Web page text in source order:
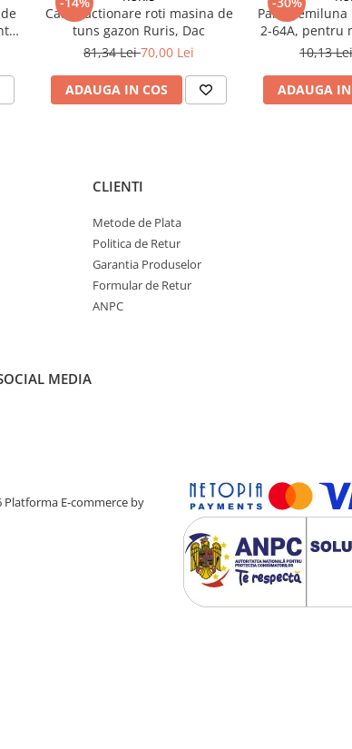
Cablu actionare roti masina de
tuns gazon Ruris, Dac
81,34 Lei70,00 Lei
ADAUGA IN COS
Pana semiluna
2-64A, pentru
iarba Ruris
10,13
ADAUGA IN
CLIENTI
Metode de Plata
Politica de Retur
Garantia Produselor
Formular de Retur
ANPC
MEDIA
Platforma E-commerce by